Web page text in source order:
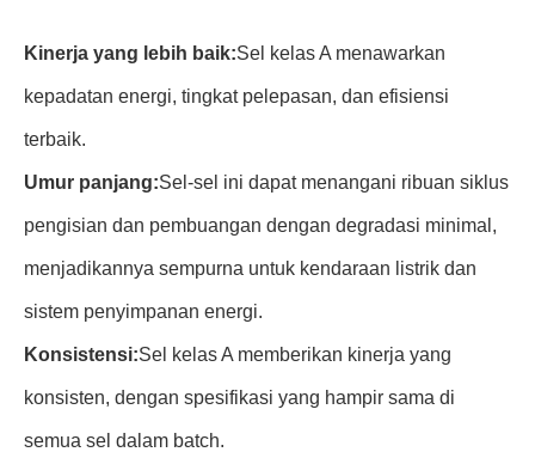
Kinerja yang lebih baik:Sel kelas A menawarkan
kepadatan energi, tingkat pelepasan, dan efisiensi
terbaik.
Umur panjang:Sel-sel ini dapat menangani ribuan siklus
pengisian dan pembuangan dengan degradasi minimal,
menjadikannya sempurna untuk kendaraan listrik dan
sistem penyimpanan energi.
Konsistensi:Sel kelas A memberikan kinerja yang
konsisten, dengan spesifikasi yang hampir sama di
semua sel dalam batch.